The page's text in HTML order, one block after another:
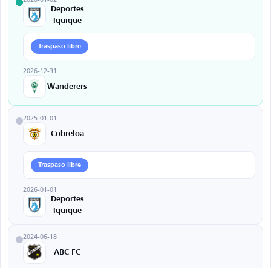
Deportes
Iquique
Traspaso libre
2026-12-31
Wanderers
2025-01-01
Cobreloa
Traspaso libre
2026-01-01
Deportes
Iquique
2024-06-18
ABC FC